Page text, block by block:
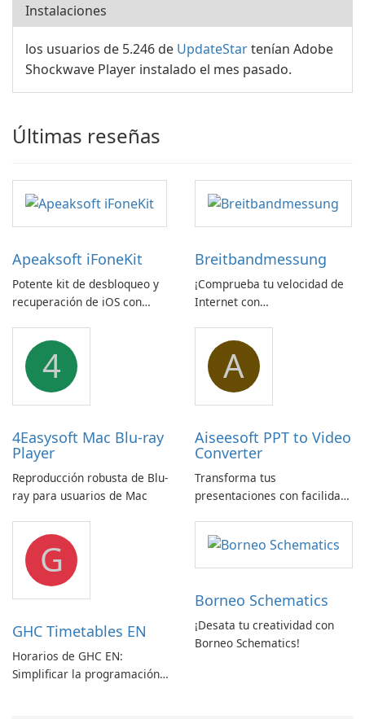
Instalaciones
los usuarios de 5.246 de UpdateStartenían Adobe
Shockwave Player instalado el mes pasado.
Últimas reseñas
Apeaksoft iFoneKit
Potente kit de desbloqueo y
recuperación de iOS con
dispositivos
Breitbandmessung
¡Comprueba tu velocidad de
Internet con
GmbH!
4
4Easysoft Mac Blu-ray
Player
Reproducción robusta de Blu-
ray para usuarios de Mac
A
Aiseesoft PPT to Video
Converter
Transforma tus
presentaciones con facilidad
Convertidor de Vídeo
G
GHC Timetables EN
Horarios de GHC EN:
Simplificar la programación
Borneo Schematics
¡Desata tu creatividad con
Borneo Schematics!